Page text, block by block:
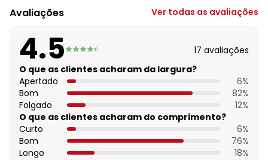
Histórico de preços
O preço apresentado abaixo é o menor oferecido em
algum dia do mês, para o menor tamanho disponível.
agosto/2026
julho/2026
junho/2026 N/D*
maio/2026 N/D*
abril/2026 N/D*
março/2026
fevereiro/2026 N/D*
Avaliações Ver todas as avaliações
4.5 17 avaliações
O que as clientes acharam da largura?
Apertado
6%
Bom
82%
Folgado
12%
O que as clientes acharam do comprimento?
Curto
6%
Bom
76%
Longo
18%